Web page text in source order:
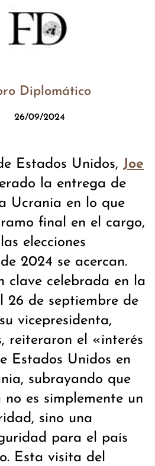
Diplomático
26/09/2024
Estados Unidos, Joe
la entrega de
Ucrania en lo que
final en el cargo,
elecciones
2024 se acercan.
clave celebrada en la
26 de septiembre de
vicepresidenta,
reiteraron el «interés
Estados Unidos en
subrayando que
no es simplemente un
sino una
para el país
Esta visita del